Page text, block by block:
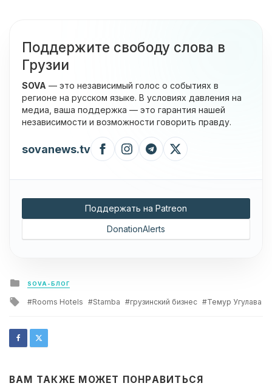
Поддержите свободу слова в
Грузии
SOVA — это независимый голос о событиях в
регионе на русском языке. В условиях давления на
медиа, ваша поддержка — это гарантия нашей
независимости и возможности говорить правду.
sovanews.tv
Поддержать на Patreon
DonationAlerts
Posted
in
SOVA-БЛОГ
Tagged
Rooms Hotels Stamba грузинский бизнес Темур Угулава
ВАМ ТАКЖЕ МОЖЕТ ПОНРАВИТЬСЯ